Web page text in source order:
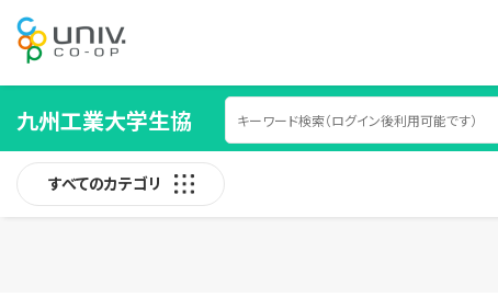
九州工業大学生協
すべてのカテゴリ